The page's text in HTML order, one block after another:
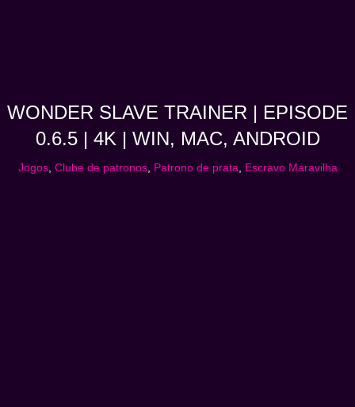
WONDER SLAVE TRAINER | EPISODE
0.6.5 | 4K | WIN, MAC, ANDROID
Jogos, Clube de patronos, Patrono de prata, Escravo Maravilha